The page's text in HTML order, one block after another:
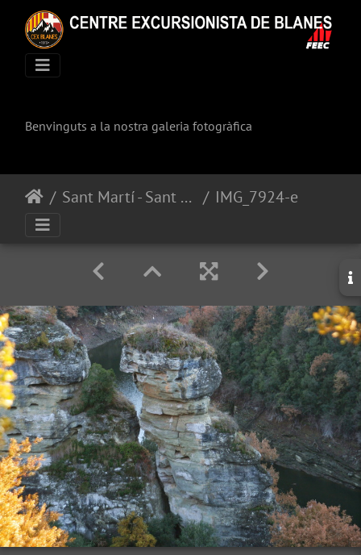
Benvinguts a la nostra galeria fotogràfica
Sant Martí - Sant Bertomeu ses gorgues IMG_7924-editat